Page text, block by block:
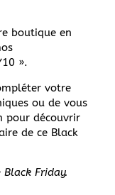
boutique en
».
votre
ou de vous
pour découvrir
de ce Black
Friday.